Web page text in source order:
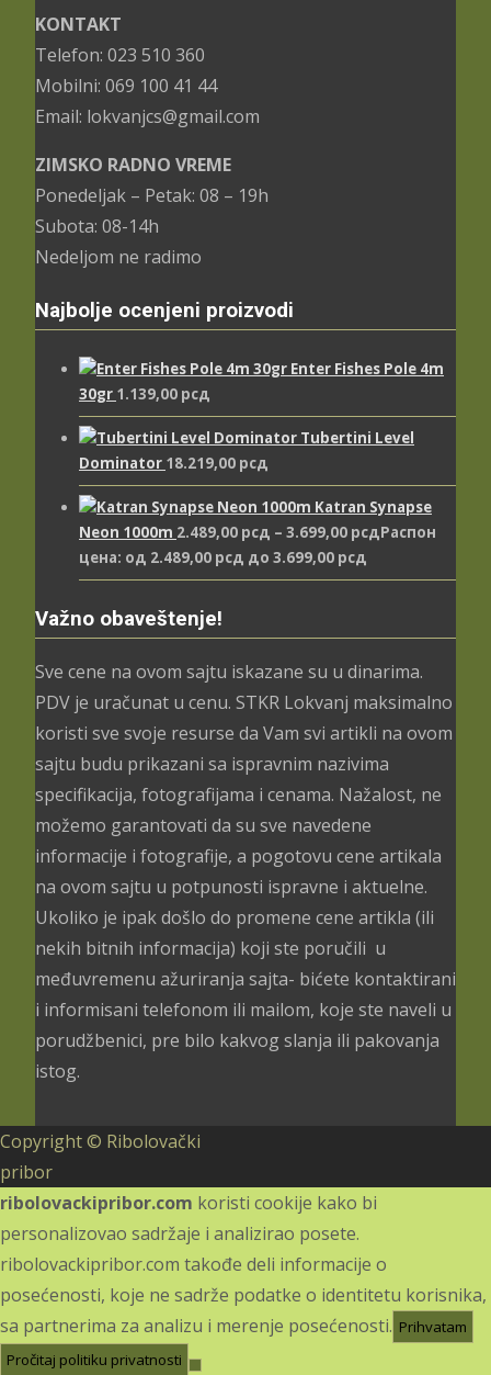
KONTAKT
Telefon: 023 510 360
Mobilni: 069 100 41 44
Email: lokvanjcs@gmail.com
ZIMSKO RADNO VREME
Ponedeljak – Petak: 08 – 19h
Subota: 08-14h
Nedeljom ne radimo
Najbolje ocenjeni proizvodi
Enter Fishes Pole 4m
30gr 1.139,00 рсд
Tubertini Level
Dominator 18.219,00 рсд
Katran Synapse
Neon 1000m 2.489,00 рсд – 3.699,00 рсдРаспон
цена: од 2.489,00 рсд до 3.699,00 рсд
Važno obaveštenje!
Sve cene na ovom sajtu iskazane su u dinarima.
PDV je uračunat u cenu. STKR Lokvanj maksimalno
koristi sve svoje resurse da Vam svi artikli na ovom
sajtu budu prikazani sa ispravnim nazivima
specifikacija, fotografijama i cenama. Nažalost, ne
možemo garantovati da su sve navedene
informacije i fotografije, a pogotovu cene artikala
na ovom sajtu u potpunosti ispravne i aktuelne.
Ukoliko je ipak došlo do promene cene artikla (ili
nekih bitnih informacija) koji ste poručili u
međuvremenu ažuriranja sajta- bićete kontaktirani
i informisani telefonom ili mailom, koje ste naveli u
porudžbenici, pre bilo kakvog slanja ili pakovanja
istog.
Copyright © Ribolovački
pribor
ribolovackipribor.com koristi cookije kako bi
personalizovao sadržaje i analizirao posete.
ribolovackipribor.com takođe deli informacije o
posećenosti, koje ne sadrže podatke o identitetu korisnika,
sa partnerima za analizu i merenje posećenosti. Prihvatam
Pročitaj politiku privatnosti